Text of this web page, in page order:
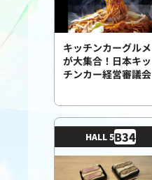
キッチンカーグルメ
が大集合！日本キッ
チンカー経営審議会
HALL 5B34